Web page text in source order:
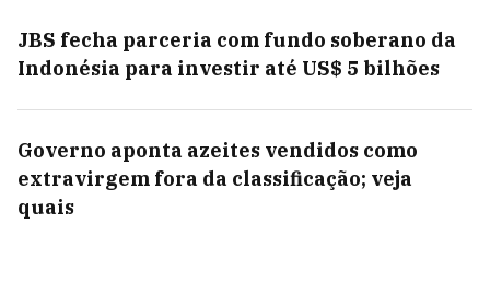
JBS fecha parceria com fundo soberano da
Indonésia para investir até US$ 5 bilhões
Governo aponta azeites vendidos como
extravirgem fora da classificação; veja
quais